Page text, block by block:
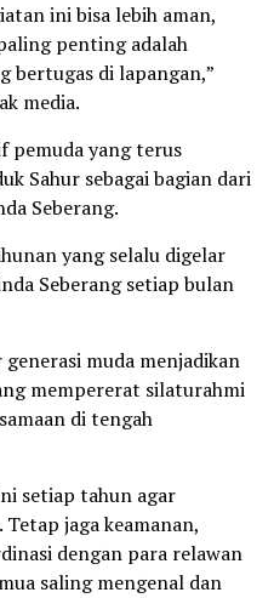
ini bisa lebih aman,
penting adalah
bertugas di lapangan,”
media.
pemuda yang terus
Sahur sebagai bagian dari
Seberang.
yang selalu digelar
Seberang setiap bulan
muda menjadikan
mempererat silaturahmi
di tengah
setiap tahun agar
jaga keamanan,
dengan para relawan
saling mengenal dan